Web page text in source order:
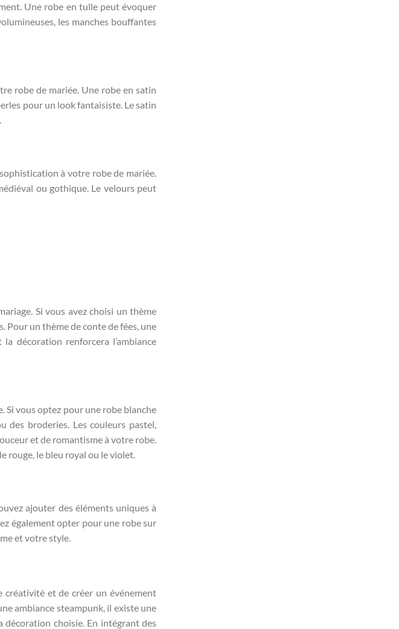
Une robe en tulle peut évoquer
les manches bouffantes
robe de mariée. Une robe en satin
pour un look fantaisiste. Le satin
à votre robe de mariée.
ou gothique. Le velours peut
Si vous avez choisi un thème
Pour un thème de conte de fées, une
décoration renforcera l’ambiance
Si vous optez pour une robe blanche
des broderies. Les couleurs pastel,
et de romantisme à votre robe.
rouge, le bleu royal ou le violet.
ajouter des éléments uniques à
également opter pour une robe sur
et votre style.
créativité et de créer un événement
ambiance steampunk, il existe une
décoration choisie. En intégrant des